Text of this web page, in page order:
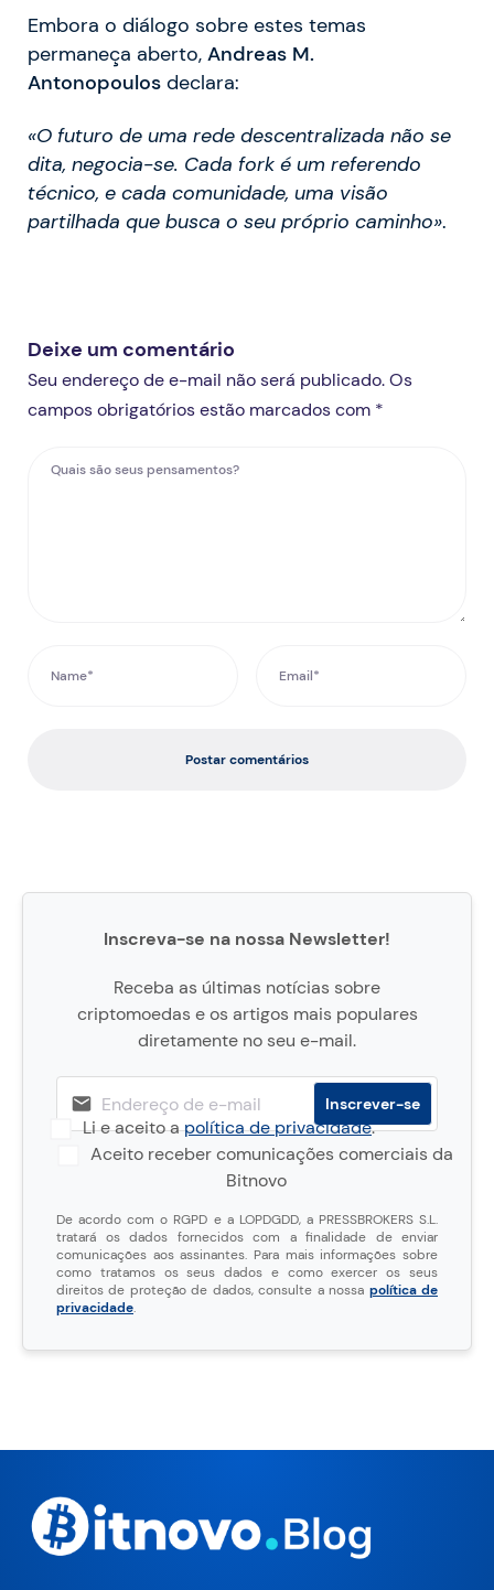
Embora o diálogo sobre estes temas
permaneça aberto, Andreas M.
Antonopoulos declara:
«O futuro de uma rede descentralizada não se
dita, negocia-se. Cada fork é um referendo
técnico, e cada comunidade, uma visão
partilhada que busca o seu próprio caminho».
Deixe um comentário
Seu endereço de e-mail não será publicado. Os
campos obrigatórios estão marcados com *
Postar comentários
Inscreva-se na nossa Newsletter!
Receba as últimas notícias sobre
criptomoedas e os artigos mais populares
diretamente no seu e-mail.
Li e aceito apolítica de privacidade.
Aceito receber comunicações comerciais da
Bitnovo
De acordo com o RGPD e a LOPDGDD, a PRESSBROKERS S.L.
tratará os dados fornecidos com a finalidade de enviar
comunicações aos assinantes. Para mais informações sobre
como tratamos os seus dados e como exercer os seus
direitos de proteção de dados, consulte a nossa política de
privacidade.